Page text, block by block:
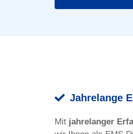
Jahrelange
Mit jahrelanger